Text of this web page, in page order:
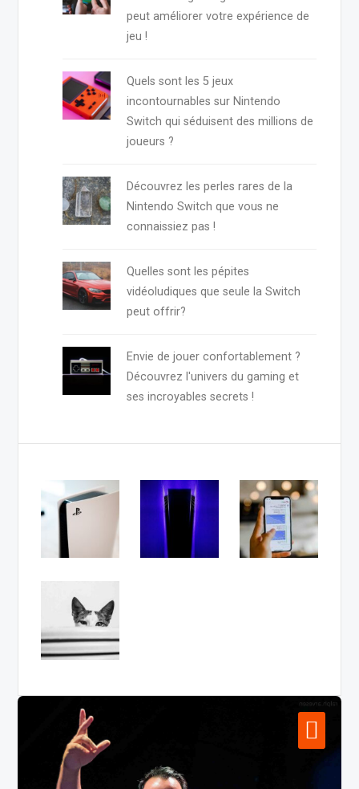
peut améliorer votre expérience de
jeu !
Quels sont les 5 jeux
incontournables sur Nintendo
Switch qui séduisent des millions de
joueurs ?
Découvrez les perles rares de la
Nintendo Switch que vous ne
connaissiez pas !
Quelles sont les pépites
vidéoludiques que seule la Switch
peut offrir?
Envie de jouer confortablement ?
Découvrez l'univers du gaming et
ses incroyables secrets !